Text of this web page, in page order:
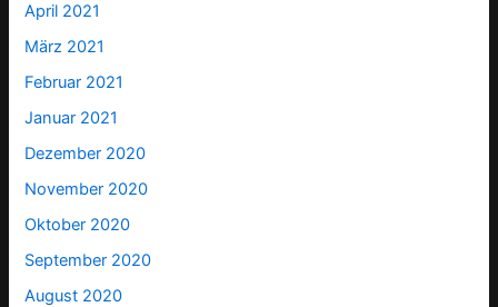
April 2021
März 2021
Februar 2021
Januar 2021
Dezember 2020
November 2020
Oktober 2020
September 2020
August 2020